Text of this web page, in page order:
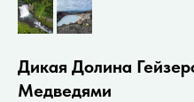
Дикая Долина
Медведями